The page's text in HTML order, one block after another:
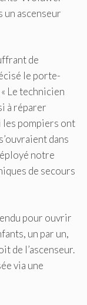
un ascenseur
de
le porte-
Le technicien
à réparer
les pompiers ont
dans
notre
de secours
pour ouvrir
un par un,
de l’ascenseur.
via une